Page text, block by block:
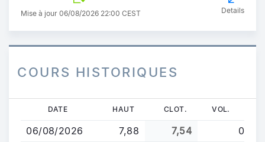
Mise à jour 06/08/2026 22:00 CEST Details
COURS HISTORIQUES
contenu
DATE HAUT CLOT. VOL.
06/08/2026 7,88 7,54
0